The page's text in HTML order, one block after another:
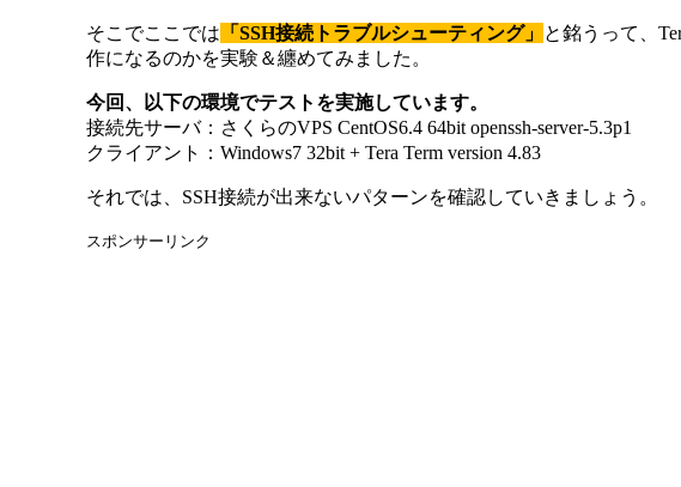
そこでここでは 「SSH接続トラブルシューティング」 と銘うって、
作になるのかを実験＆纏めてみました。
今回、以下の環境でテストを実施しています。
接続先サーバ：さくらのVPS CentOS6.4 64bit openssh-server-5.3p1
クライアント：Windows7 32bit + Tera Term version 4.83
それでは、SSH接続が出来ないパターンを確認していきましょう。
スポンサーリンク